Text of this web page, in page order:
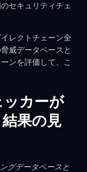
セキュリティチェ
レクトチェーン全
威データベースと
ンを評価して、こ
カーが
果の見
グデータベースと